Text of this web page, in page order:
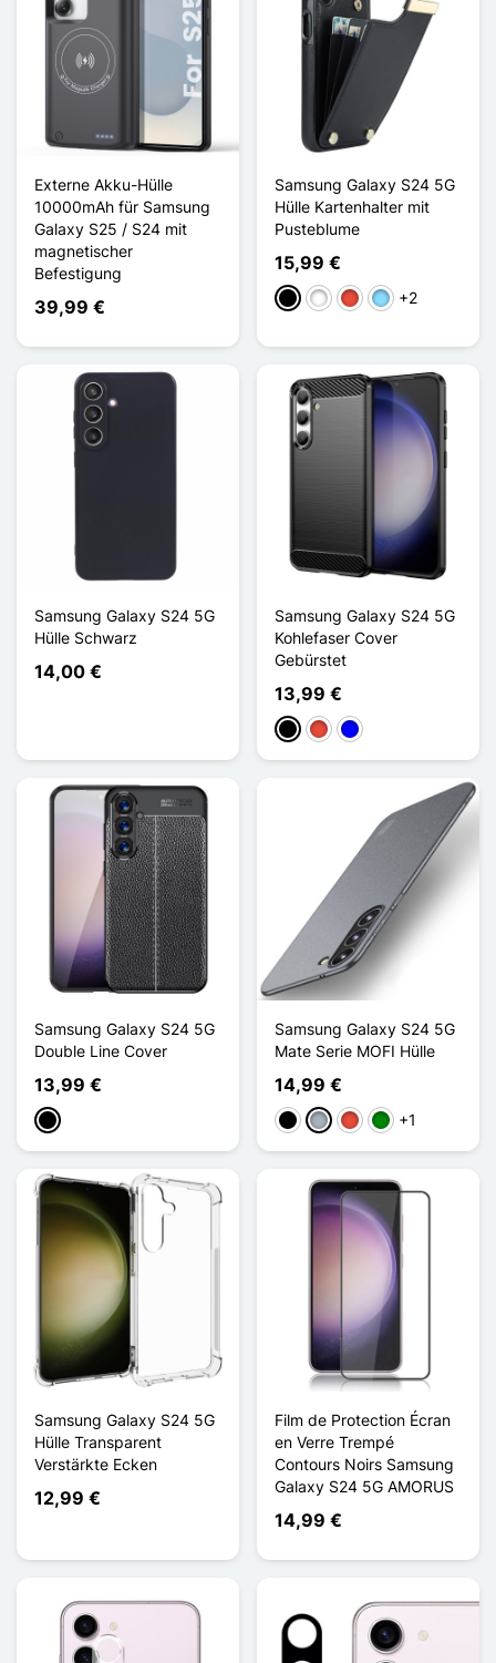
Externe Akku-Hülle
10000mAh für Samsung
Galaxy S25 / S24 mit
magnetischer
Befestigung
39,99 €
Samsung Galaxy S24 5G
Hülle Kartenhalter mit
Pusteblume
15,99 €
Schwarz
WeißRot Hellblau
+2
Samsung Galaxy S24 5G
Hülle Schwarz
14,00 €
Samsung Galaxy S24 5G
Kohlefaser Cover
Gebürstet
13,99 €
Schwarz
Rot Blau
Samsung Galaxy S24 5G
Double Line Cover
13,99 €
Schwarz
Samsung Galaxy S24 5G
Mate Serie MOFI Hülle
14,99 €
Schwarz
GrauRot Grün+1
Samsung Galaxy S24 5G
Hülle Transparent
Verstärkte Ecken
12,99 €
Film de Protection Écran
en Verre Trempé
Contours Noirs Samsung
Galaxy S24 5G AMORUS
14,99 €